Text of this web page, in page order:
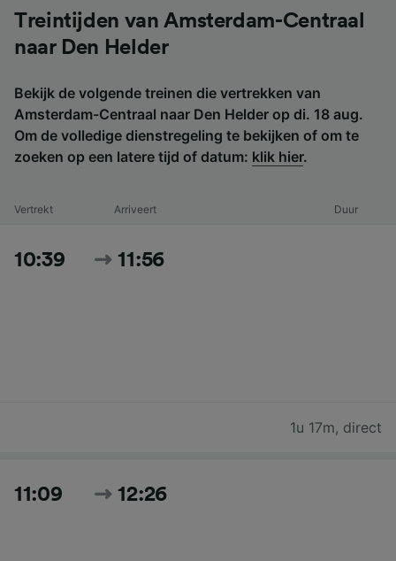
Treintijden van Amsterdam-Centraal
naar Den Helder
Bekijk de volgende treinen die vertrekken van
Amsterdam-Centraal naar Den Helder op di. 18 aug.
Om de volledige dienstregeling te bekijken of om te
zoeken op een latere tijd of datum: klik hier.
Vertrekt Arriveert Duur
10:39 11:56
1u 17m, direct
11:09 12:26